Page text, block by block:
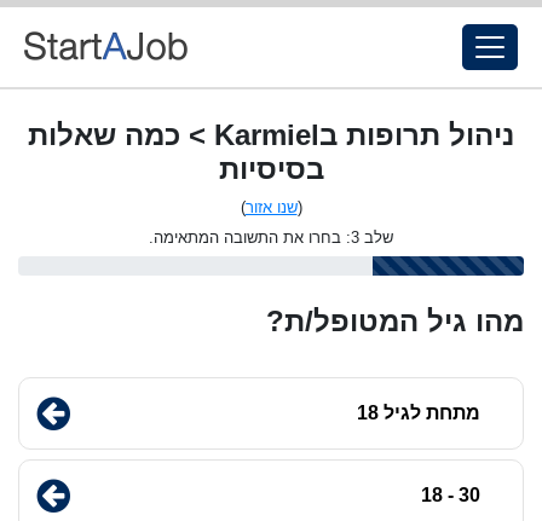
ניהול תרופות בKarmiel > כמה שאלות
בסיסיות
(שנו אזור)
שלב 3: בחרו את התשובה המתאימה.
מהו גיל המטופל/ת?
מתחת לגיל 18
30 - 18